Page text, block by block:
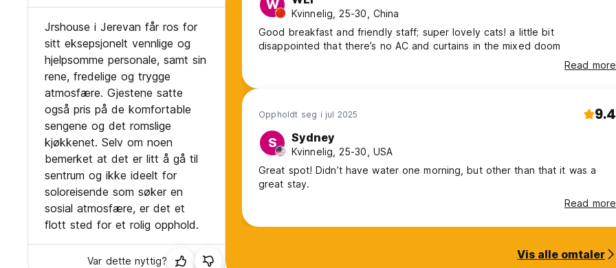
Jrshouse i Jerevan får ros for
sitt eksepsjonelt vennlige og
hjelpsomme personale, samt sin
rene, fredelige og trygge
atmosfære. Gjestene satte
også pris på de komfortable
sengene og det romslige
kjøkkenet. Selv om noen
bemerket at det er litt å gå til
sentrum og ikke ideelt for
soloreisende som søker en
sosial atmosfære, er det et
flott sted for et rolig opphold.
Var dette nyttig?
W
Kvinnelig, 25-30, China
Good breakfast and friendly staff; super lovely cats! a little bit
disappointed that there’s no AC and curtains in the mixed doom
Read more
Oppholdt seg i jul 2025 9.4
S Sydney
Kvinnelig, 25-30, USA
Great spot! Didn’t have water one morning, but other than that it was a
great stay.
Read more
Vis alle omtaler